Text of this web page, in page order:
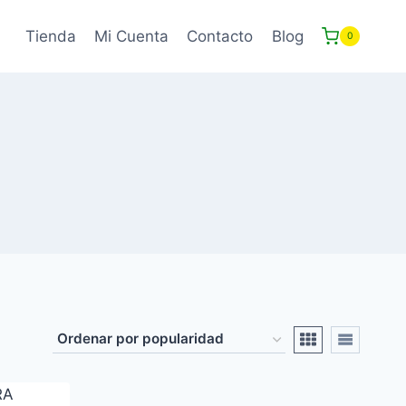
Tienda Mi Cuenta Contacto Blog 0